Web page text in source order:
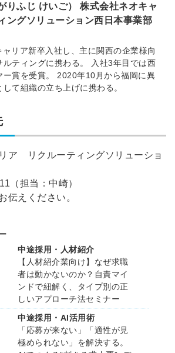
りふじ けいご） 株式会社ネオキャ
ングソリューション西日本事業部
リア新卒入社し、主に関西の企業様向
ルティングに携わる。 入社3年目では西
ー賞を受賞。 2020年10月から福岡に異
て組織の立ち上げに携わる。
ア リクルーティングソリューショ
（担当：中崎）
伝えください。
中途採用・人材紹介
【人材紹介業向け】なぜ求職
者は動かないのか？自責マイ
ンドで紐解く、タイプ別の正
しいアプローチ法セミナー
中途採用・AI活用術
「応募が来ない」「適性が見
極められない」を解決する。